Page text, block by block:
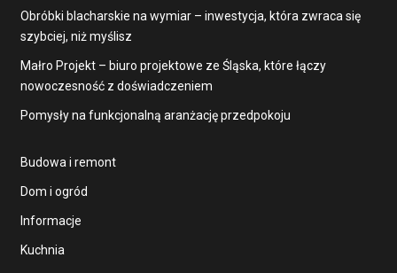
Obróbki blacharskie na wymiar – inwestycja, która zwraca się
szybciej, niż myślisz
Małro Projekt – biuro projektowe ze Śląska, które łączy
nowoczesność z doświadczeniem
Pomysły na funkcjonalną aranżację przedpokoju
Budowa i remont
Dom i ogród
Informacje
Kuchnia